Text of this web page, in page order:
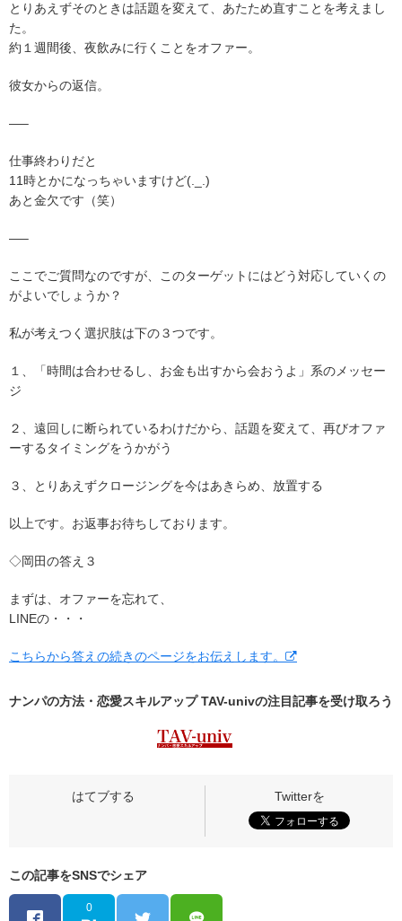
とりあえずそのときは話題を変えて、あたため直すことを考えまし
た。
約１週間後、夜飲みに行くことをオファー。
彼女からの返信。
—–
仕事終わりだと
11時とかになっちゃいますけど(._.)
あと金欠です（笑）
—–
ここでご質問なのですが、このターゲットにはどう対応していくの
がよいでしょうか？
私が考えつく選択肢は下の３つです。
１、「時間は合わせるし、お金も出すから会おうよ」系のメッセー
ジ
２、遠回しに断られているわけだから、話題を変えて、再びオファ
ーするタイミングをうかがう
３、とりあえずクロージングを今はあきらめ、放置する
以上です。お返事お待ちしております。
◇岡田の答え３
まずは、オファーを忘れて、
LINEの・・・
こちらから答えの続きのページをお伝えします。
ナンパの方法・恋愛スキルアップ TAV-univの注目記事を受け取ろう
この記事をSNSでシェア
0